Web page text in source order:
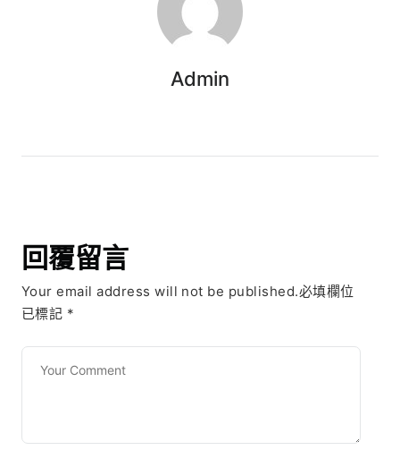
Admin
回覆留言
Your email address will not be published.必填欄位
已標記 *